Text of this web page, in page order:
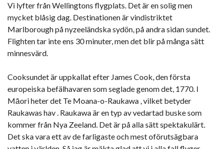
Vi lyfter från Wellingtons flygplats. Det är en solig men
mycket blåsig dag. Destinationen är vindistriktet
Marlborough på nyzeeländska sydön, på andra sidan sundet.
Flighten tar inte ens 30 minuter, men det blir på många sätt
minnesvärd.
Cooksundet är uppkallat efter James Cook, den första
europeiska befälhavaren som seglade genom det, 1770. I
Māori heter det Te Moana-o-Raukawa , vilket betyder
Raukawas hav . Raukawa är en typ av vedartad buske som
kommer från Nya Zeeland. Det är på alla sätt spektakulärt.
Det ska vara ett av de farligaste och mest oförutsägbara